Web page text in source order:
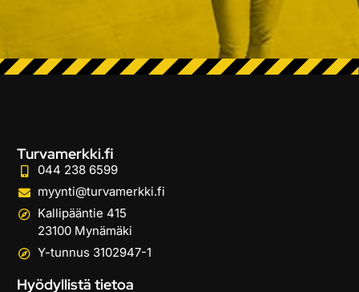
Turvamerkki.fi
044 238 6599
myynti@turvamerkki.fi
Kallipääntie 415
23100 Mynämäki
Y-tunnus 3102947-1
Hyödyllistä tietoa